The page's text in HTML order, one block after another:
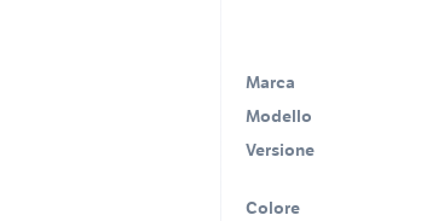
Marca
Modello
Versione
Colore